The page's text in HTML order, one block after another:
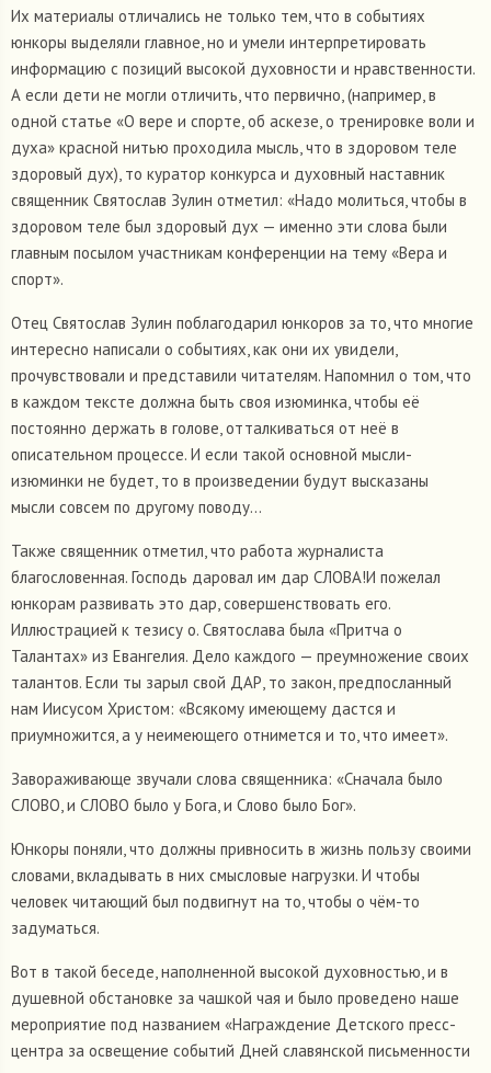
Их материалы отличались не только тем, что в событиях
юнкоры выделяли главное, но и умели интерпретировать
информацию с позиций высокой духовности и нравственности.
А если дети не могли отличить, что первично, (например, в
одной статье «О вере и спорте, об аскезе, о тренировке воли и
духа» красной нитью проходила мысль, что в здоровом теле
здоровый дух), то куратор конкурса и духовный наставник
священник Святослав Зулин отметил: «Надо молиться, чтобы в
здоровом теле был здоровый дух — именно эти слова были
главным посылом участникам конференции на тему «Вера и
спорт».
Отец Святослав Зулин поблагодарил юнкоров за то, что многие
интересно написали о событиях, как они их увидели,
прочувствовали и представили читателям. Напомнил о том, что
в каждом тексте должна быть своя изюминка, чтобы её
постоянно держать в голове, отталкиваться от неё в
описательном процессе. И если такой основной мысли-
изюминки не будет, то в произведении будут высказаны
мысли совсем по другому поводу…
Также священник отметил, что работа журналиста
благословенная. Господь даровал им дар СЛОВА!И пожелал
юнкорам развивать это дар, совершенствовать его.
Иллюстрацией к тезису о. Святослава была «Притча о
Талантах» из Евангелия. Дело каждого — преумножение своих
талантов. Если ты зарыл свой ДАР, то закон, предпосланный
нам Иисусом Христом: «Всякому имеющему дастся и
приумножится, а у неимеющего отнимется и то, что имеет».
Завораживающе звучали слова священника: «Сначала было
СЛОВО, и СЛОВО было у Бога, и Слово было Бог».
Юнкоры поняли, что должны привносить в жизнь пользу своими
словами, вкладывать в них смысловые нагрузки. И чтобы
человек читающий был подвигнут на то, чтобы о чём-то
задуматься.
Вот в такой беседе, наполненной высокой духовностью, и в
душевной обстановке за чашкой чая и было проведено наше
мероприятие под названием «Награждение Детского пресс-
центра за освещение событий Дней славянской письменности